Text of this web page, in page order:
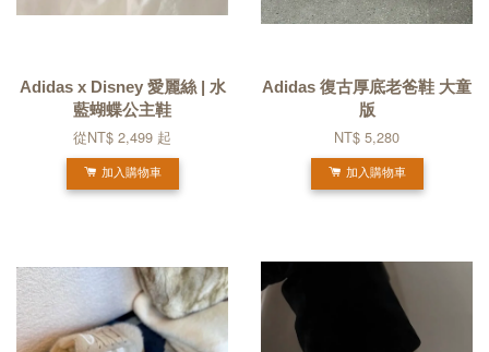
Adidas x Disney 愛麗絲 | 水
藍蝴蝶公主鞋
從NT$ 2,499 起
加入購物車
Adidas 復古厚底老爸鞋 大童
版
NT$ 5,280
加入購物車